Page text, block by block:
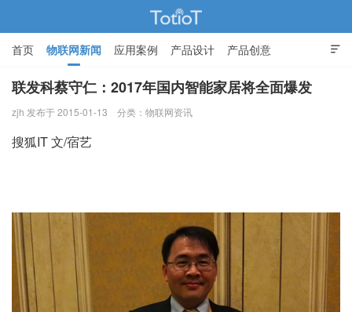

首页 物联网新闻 应用案例 产品设计 产品创意
智能家居
联发科蔡守仁：2017年国内智能家居将全面爆发
zjh 发布于 2015-01-13 分类： 物联网资讯
搜狐IT 文/宿艺